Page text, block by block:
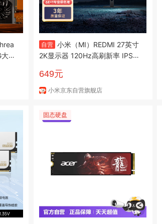
显
自营 小米（MI）REDMI 27英寸
2K显示器 120Hz高刷新率 IPS
A27Q 2026款
649元
小米京东自营旗舰店
固态硬盘